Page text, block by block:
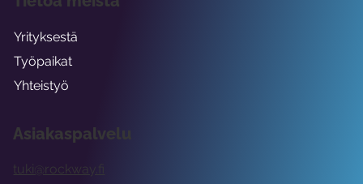
Asiakaspalvelu
tuki@rockway.fi
Yrityksestä
Työpaikat
Yhteistyö